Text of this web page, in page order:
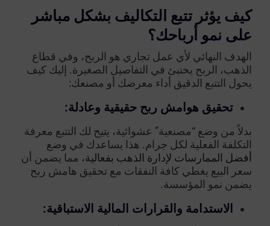
كيف يؤثر تتبع التكاليف بشكل مباشر
على نمو أرباحك؟
الهدف النهائي لأي عمل تجاري هو الربح، وفي قطاع
الذهب، الربح يختبئ في التفاصيل الصغيرة. إليك كيف
يحول التتبع الدقيق أداء معرضك أو مصنعك:
تحقيق هوامش ربح حقيقية وعادلة:
بدلاً من وضع “مصنعية” عشوائية، يتيح لك التتبع معرفة
التكلفة الفعلية لكل جرام. هذا يساعدك في وضع
أفضل الممارسات لإدارة الذهب بفعالية، مما يضمن أن
سعر البيع يغطي كافة النفقات مع تحقيق هامش ربح
يضمن نمو المؤسسة.
الاستدامة والقرارات المالية الاستباقية: